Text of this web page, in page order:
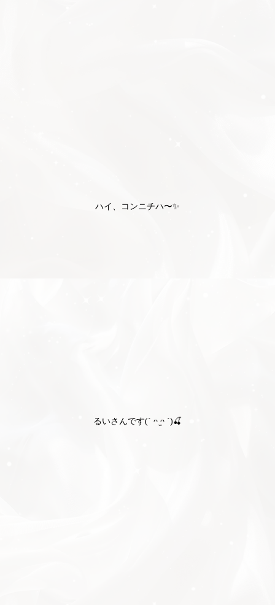
ハイ、コンニチハ〜✨️
るいさんです(´ ᴖ ̫ᴖ `)🍒